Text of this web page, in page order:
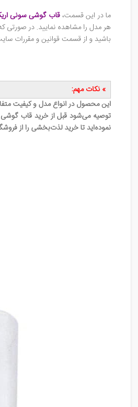
ما در این قسمت،قاب گوشی سونی
هر مدل را مشاهده نمایید. در صورتی
باشید و از قسمت قوانین و مقررات
» نکات مهم:
این محصول در انواع مدل و کیفیت
توصیه می‌شود قبل از خرید قاب گوشی
نموده‌اید تا خرید لذت‌بخشی را از